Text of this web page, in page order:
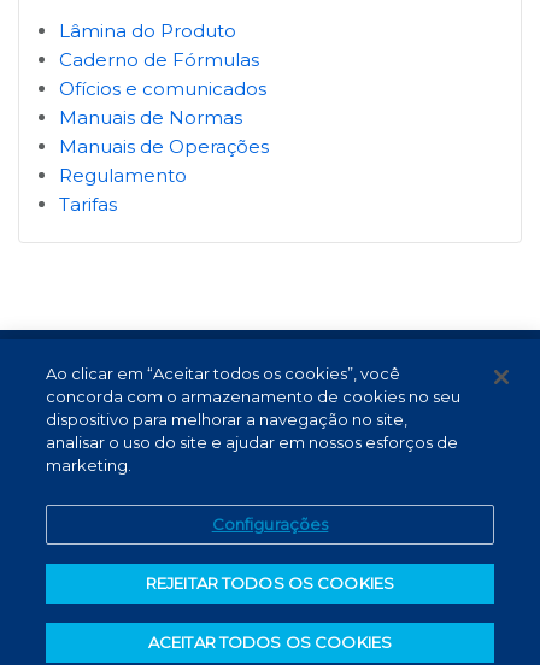
Lâmina do Produto
Caderno de Fórmulas
Ofícios e comunicados
Manuais de Normas
Manuais de Operações
Regulamento
Tarifas
Termos de Uso e Proteção de Dados
Atendimento
Canal de Denúncias
Ao clicar em “Aceitar todos os cookies”, você
concorda com o armazenamento de cookies no seu
dispositivo para melhorar a navegação no site,
analisar o uso do site e ajudar em nossos esforços de
marketing.
Configurações
REJEITAR TODOS OS COOKIES
ACEITAR TODOS OS COOKIES